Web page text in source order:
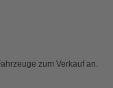
zum Verkauf an.